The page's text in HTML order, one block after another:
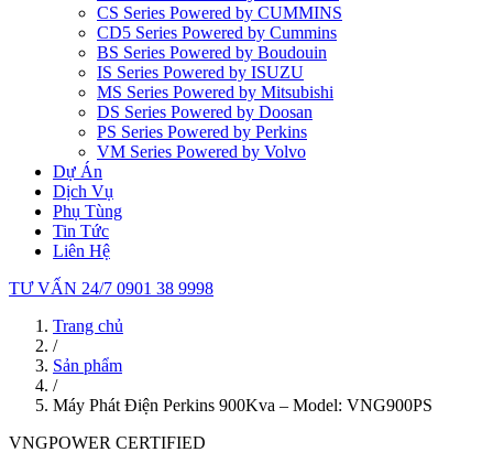
CS Series Powered by CUMMINS
CD5 Series Powered by Cummins
BS Series Powered by Boudouin
IS Series Powered by ISUZU
MS Series Powered by Mitsubishi
DS Series Powered by Doosan
PS Series Powered by Perkins
VM Series Powered by Volvo
Dự Án
Dịch Vụ
Phụ Tùng
Tin Tức
Liên Hệ
TƯ VẤN 24/7 0901 38 9998
Trang chủ
/
Sản phẩm
/
Máy Phát Điện Perkins 900Kva – Model: VNG900PS
VNGPOWER CERTIFIED